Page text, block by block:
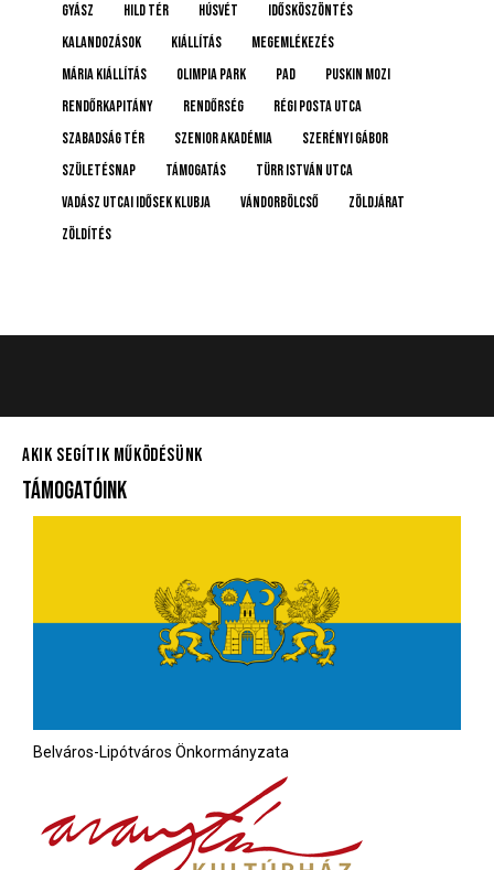
gyász
Hild tér húsvét
idősköszöntés
Kalandozások
kiállítás
megemlékezés
Mária kiállítás
Olimpia Park pad
Puskin mozi
rendőrkapitány
rendőrség
Régi posta utca
Szabadság tér
Szenior Akadémia
Szerényi Gábor
születésnap
támogatás
Türr István utca
Vadász Utcai Idősek Klubja
Vándorbölcső
Zöldjárat
Zöldítés
AKIK SEGÍTIK MŰKÖDÉSÜNK
TÁMOGATÓINK
Belváros-Lipótváros Önkormányzata